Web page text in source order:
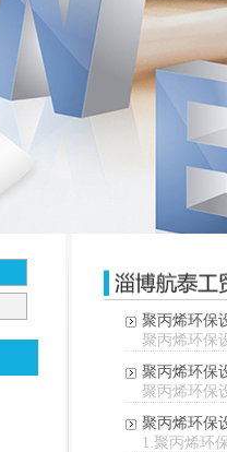
聚丙烯环保
聚丙烯环保
聚丙烯环保
聚丙烯环保
聚丙烯环保
1.聚丙烯环